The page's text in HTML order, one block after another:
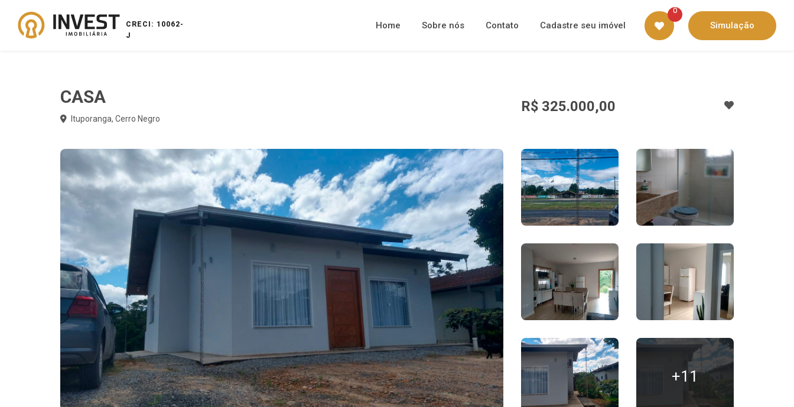
CRECI: 10062-
J
Home Sobre nós Contato Cadastre seu imóvel
0
Simulação
CASA
Ituporanga, Cerro Negro
R$ 325.000,00
+11